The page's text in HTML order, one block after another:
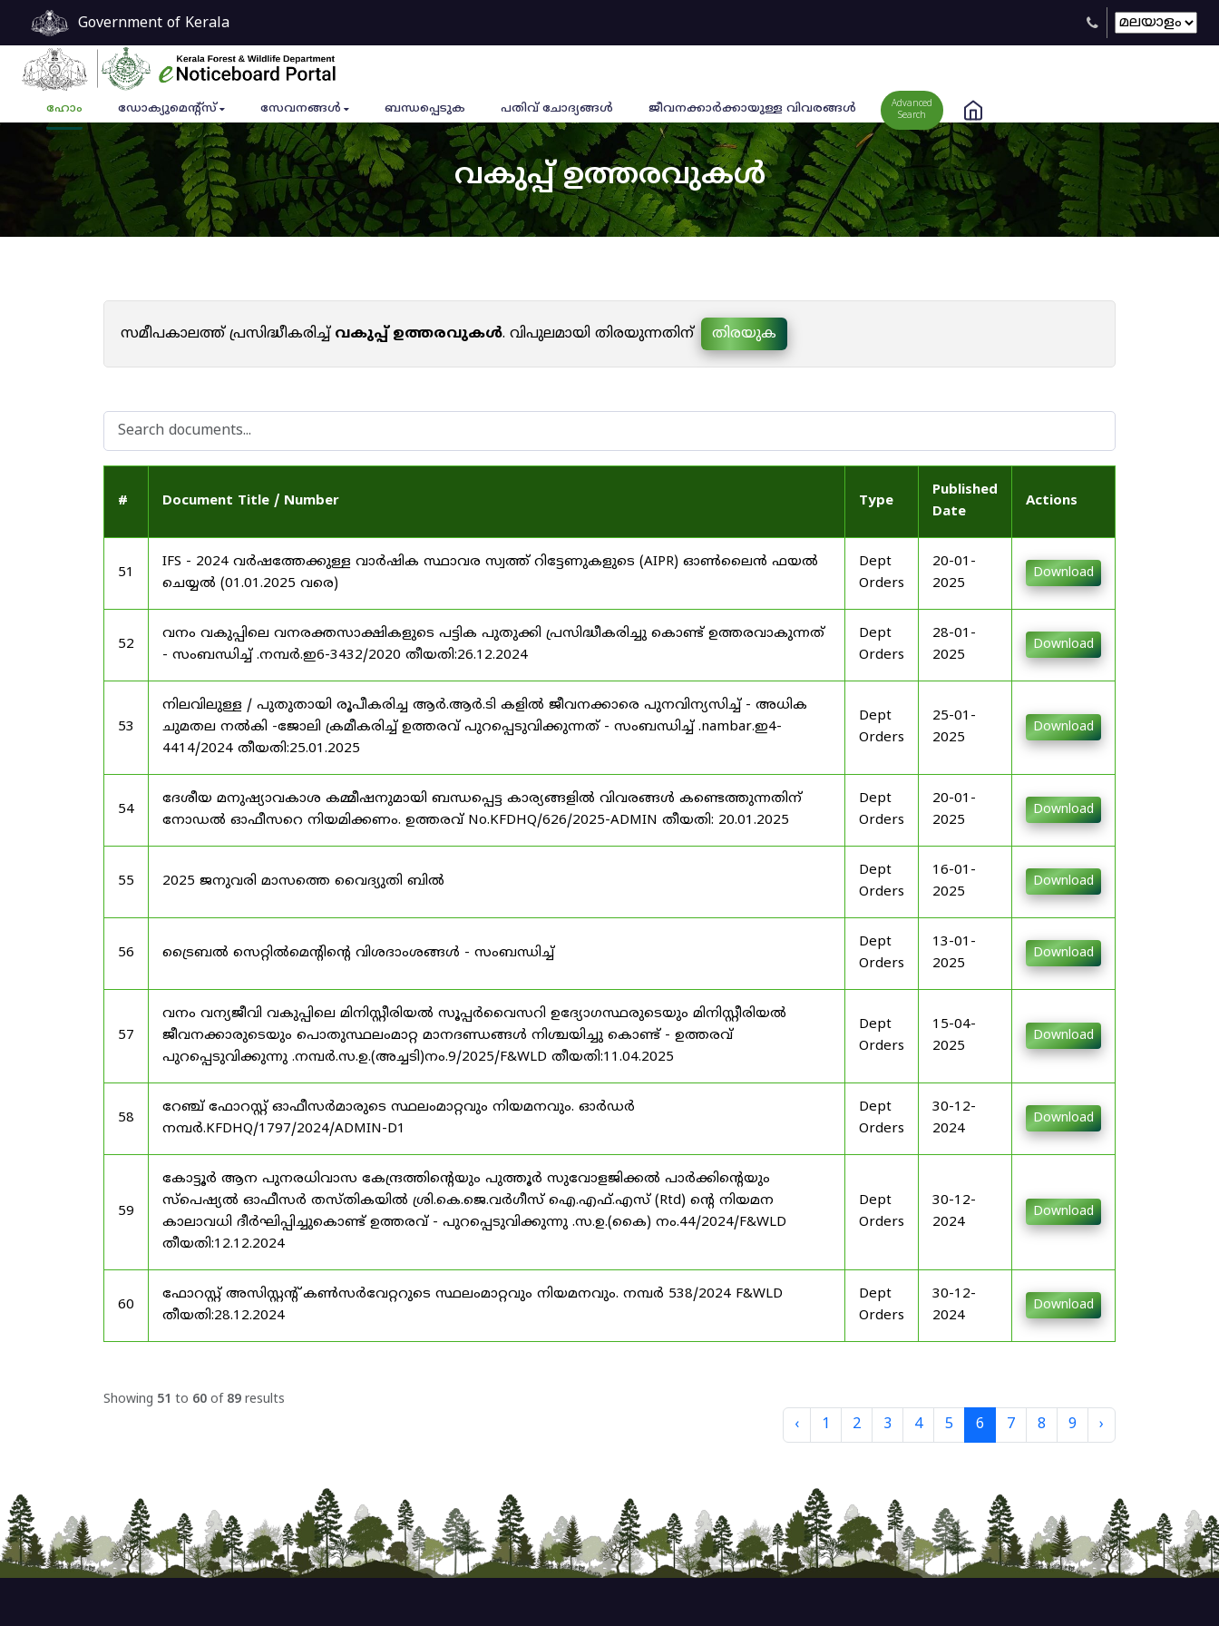
Government of Kerala
ഹോം ഡോക്യുമെൻ്റ്സ് സേവനങ്ങൾ ബന്ധപ്പെടുക പതിവ് ചോദ്യങ്ങൾ ജീവനക്കാര്‍ക്കായുള്ള വിവരങ്ങള്‍
Advanced
Search
വകുപ്പ് ഉത്തരവുകൾ
സമീപകാലത്ത് പ്രസിദ്ധീകരിച്ച്വകുപ്പ് ഉത്തരവുകൾ. വിപുലമായി തിരയുന്നതിന് തിരയുക
# Document Title / Number Type
Published
Date
Actions
51
IFS - 2024 വർഷത്തേക്കുള്ള വാർഷിക സ്ഥാവര സ്വത്ത് റിട്ടേണുകളുടെ (AIPR) ഓൺലൈൻ ഫയൽ
ചെയ്യൽ (01.01.2025 വരെ)
Dept
Orders
20-01-
2025
Download
52
വനം വകുപ്പിലെ വനരക്തസാക്ഷികളുടെ പട്ടിക പുതുക്കി പ്രസിദ്ധീകരിച്ചു കൊണ്ട് ഉത്തരവാകുന്നത്
- സംബന്ധിച്ച് .നമ്പർ.ഇ6-3432/2020 തീയതി:26.12.2024
Dept
Orders
28-01-
2025
Download
53
നിലവിലുള്ള / പുതുതായി രൂപീകരിച്ച ആർ.ആർ.ടി കളിൽ ജീവനക്കാരെ പുനവിന്യസിച്ച് - അധിക
ചുമതല നൽകി -ജോലി ക്രമീകരിച്ച് ഉത്തരവ് പുറപ്പെടുവിക്കുന്നത് - സംബന്ധിച്ച് .nambar.ഇ4-
4414/2024 തീയതി:25.01.2025
Dept
Orders
25-01-
2025
Download
54
ദേശീയ മനുഷ്യാവകാശ കമ്മീഷനുമായി ബന്ധപ്പെട്ട കാര്യങ്ങളിൽ വിവരങ്ങൾ കണ്ടെത്തുന്നതിന്
നോഡൽ ഓഫീസറെ നിയമിക്കണം. ഉത്തരവ് No.KFDHQ/626/2025-ADMIN തീയതി: 20.01.2025
Dept
Orders
20-01-
2025
Download
55 2025 ജനുവരി മാസത്തെ വൈദ്യുതി ബിൽ
Dept
Orders
16-01-
2025
Download
56 ട്രൈബൽ സെറ്റിൽമെൻ്റിൻ്റെ വിശദാംശങ്ങൾ - സംബന്ധിച്ച്
Dept
Orders
13-01-
2025
Download
57
വനം വന്യജീവി വകുപ്പിലെ മിനിസ്റ്റീരിയൽ സൂപ്പർവൈസറി ഉദ്യോഗസ്ഥരുടെയും മിനിസ്റ്റീരിയൽ
ജീവനക്കാരുടെയും പൊതുസ്ഥലംമാറ്റ മാനദണ്ഡങ്ങൾ നിശ്ചയിച്ചു കൊണ്ട് - ഉത്തരവ്
പുറപ്പെടുവിക്കുന്നു .നമ്പർ.സ.ഉ.(അച്ചടി)നം.9/2025/F&WLD തീയതി:11.04.2025
Dept
Orders
15-04-
2025
Download
58
റേഞ്ച് ഫോറസ്റ്റ് ഓഫീസർമാരുടെ സ്ഥലംമാറ്റവും നിയമനവും. ഓർഡർ
നമ്പർ.KFDHQ/1797/2024/ADMIN-D1
Dept
Orders
30-12-
2024
Download
59
കോട്ടൂർ ആന പുനരധിവാസ കേന്ദ്രത്തിന്റെയും പുത്തൂർ സുവോളജിക്കൽ പാർക്കിന്റെയും
സ്പെഷ്യൽ ഓഫീസർ തസ്തികയിൽ ശ്രി.കെ.ജെ.വർഗീസ് ഐ.എഫ്.എസ് (Rtd) ന്റെ നിയമന
കാലാവധി ദീർഘിപ്പിച്ചുകൊണ്ട് ഉത്തരവ് - പുറപ്പെടുവിക്കുന്നു .സ.ഉ.(കൈ) നം.44/2024/F&WLD
തീയതി:12.12.2024
Dept
Orders
30-12-
2024
Download
60
ഫോറസ്റ്റ് അസിസ്റ്റൻ്റ് കൺസർവേറ്ററുടെ സ്ഥലംമാറ്റവും നിയമനവും. നമ്പർ 538/2024 F&WLD
തീയതി:28.12.2024
Dept
Orders
30-12-
2024
Download
Showing 51 to 60 of 89 results
‹ 1 2 3 4 5 6 7 8 9 ›